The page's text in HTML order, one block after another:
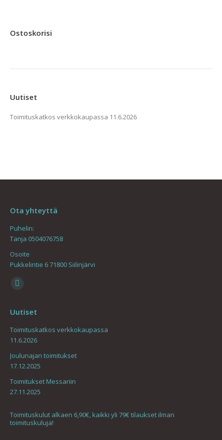
Ostoskorisi
Uutiset
Toimituskatkos verkkokaupassa 11.6.2026
Ota yhteyttä
Puhelin:
Tanja 0504076758
Osoite
Pukkelintie 6 71800 Siilinjärvi
Find us on:
opens
in
new
window
Uutiset
Toimituskatkos verkkokaupassa
11.6.2026
Joulunajan toimitukset
17.12.2025
Toimitukset Messariin
27.11.2025
Toimituskulut alkaen 6,90€, kaikki yli 79€ tilaukset ilman
toimituskuluja!